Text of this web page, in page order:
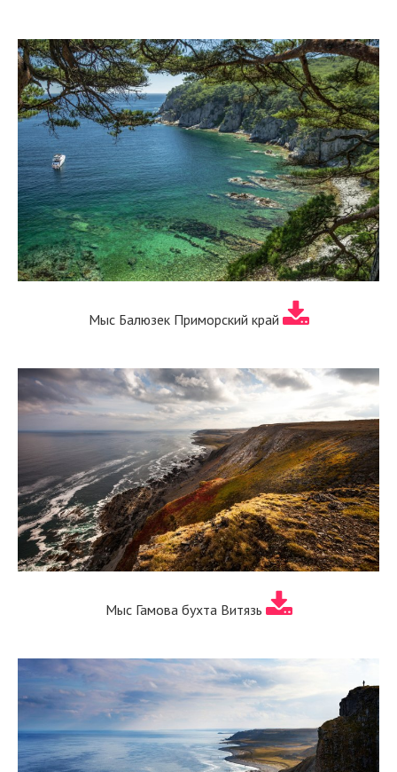
Мыс Балюзек Приморский край
Мыс Гамова бухта Витязь